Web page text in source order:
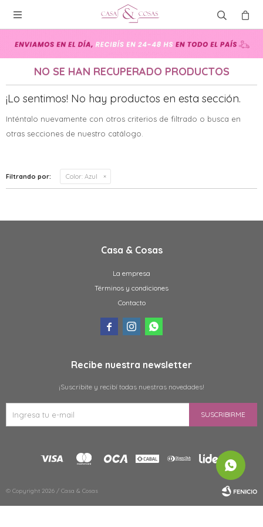

NO SE HAN RECUPERADO PRODUCTOS
¡Lo sentimos! No hay productos en esta sección.
Inténtalo nuevamente con otros criterios de filtrado o busca en
otras secciones de nuestro catálogo.
Filtrando por: Color: Azul
Casa & Cosas
La empresa
Términos y condiciones
Contacto
  
Recibe nuestra newsletter
¡Suscribite y recibí todas nuestras novedades!
SUSCRIBIRME
© Copyright 2026 / Casa & Cosas